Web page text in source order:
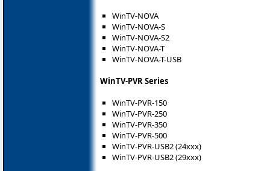
WinTV-NOVA
WinTV-NOVA-S
WinTV-NOVA-S2
WinTV-NOVA-T
WinTV-NOVA-T-USB
WinTV-PVR Series
WinTV-PVR-150
WinTV-PVR-250
WinTV-PVR-350
WinTV-PVR-500
WinTV-PVR-USB2 (24xxx)
WinTV-PVR-USB2 (29xxx)